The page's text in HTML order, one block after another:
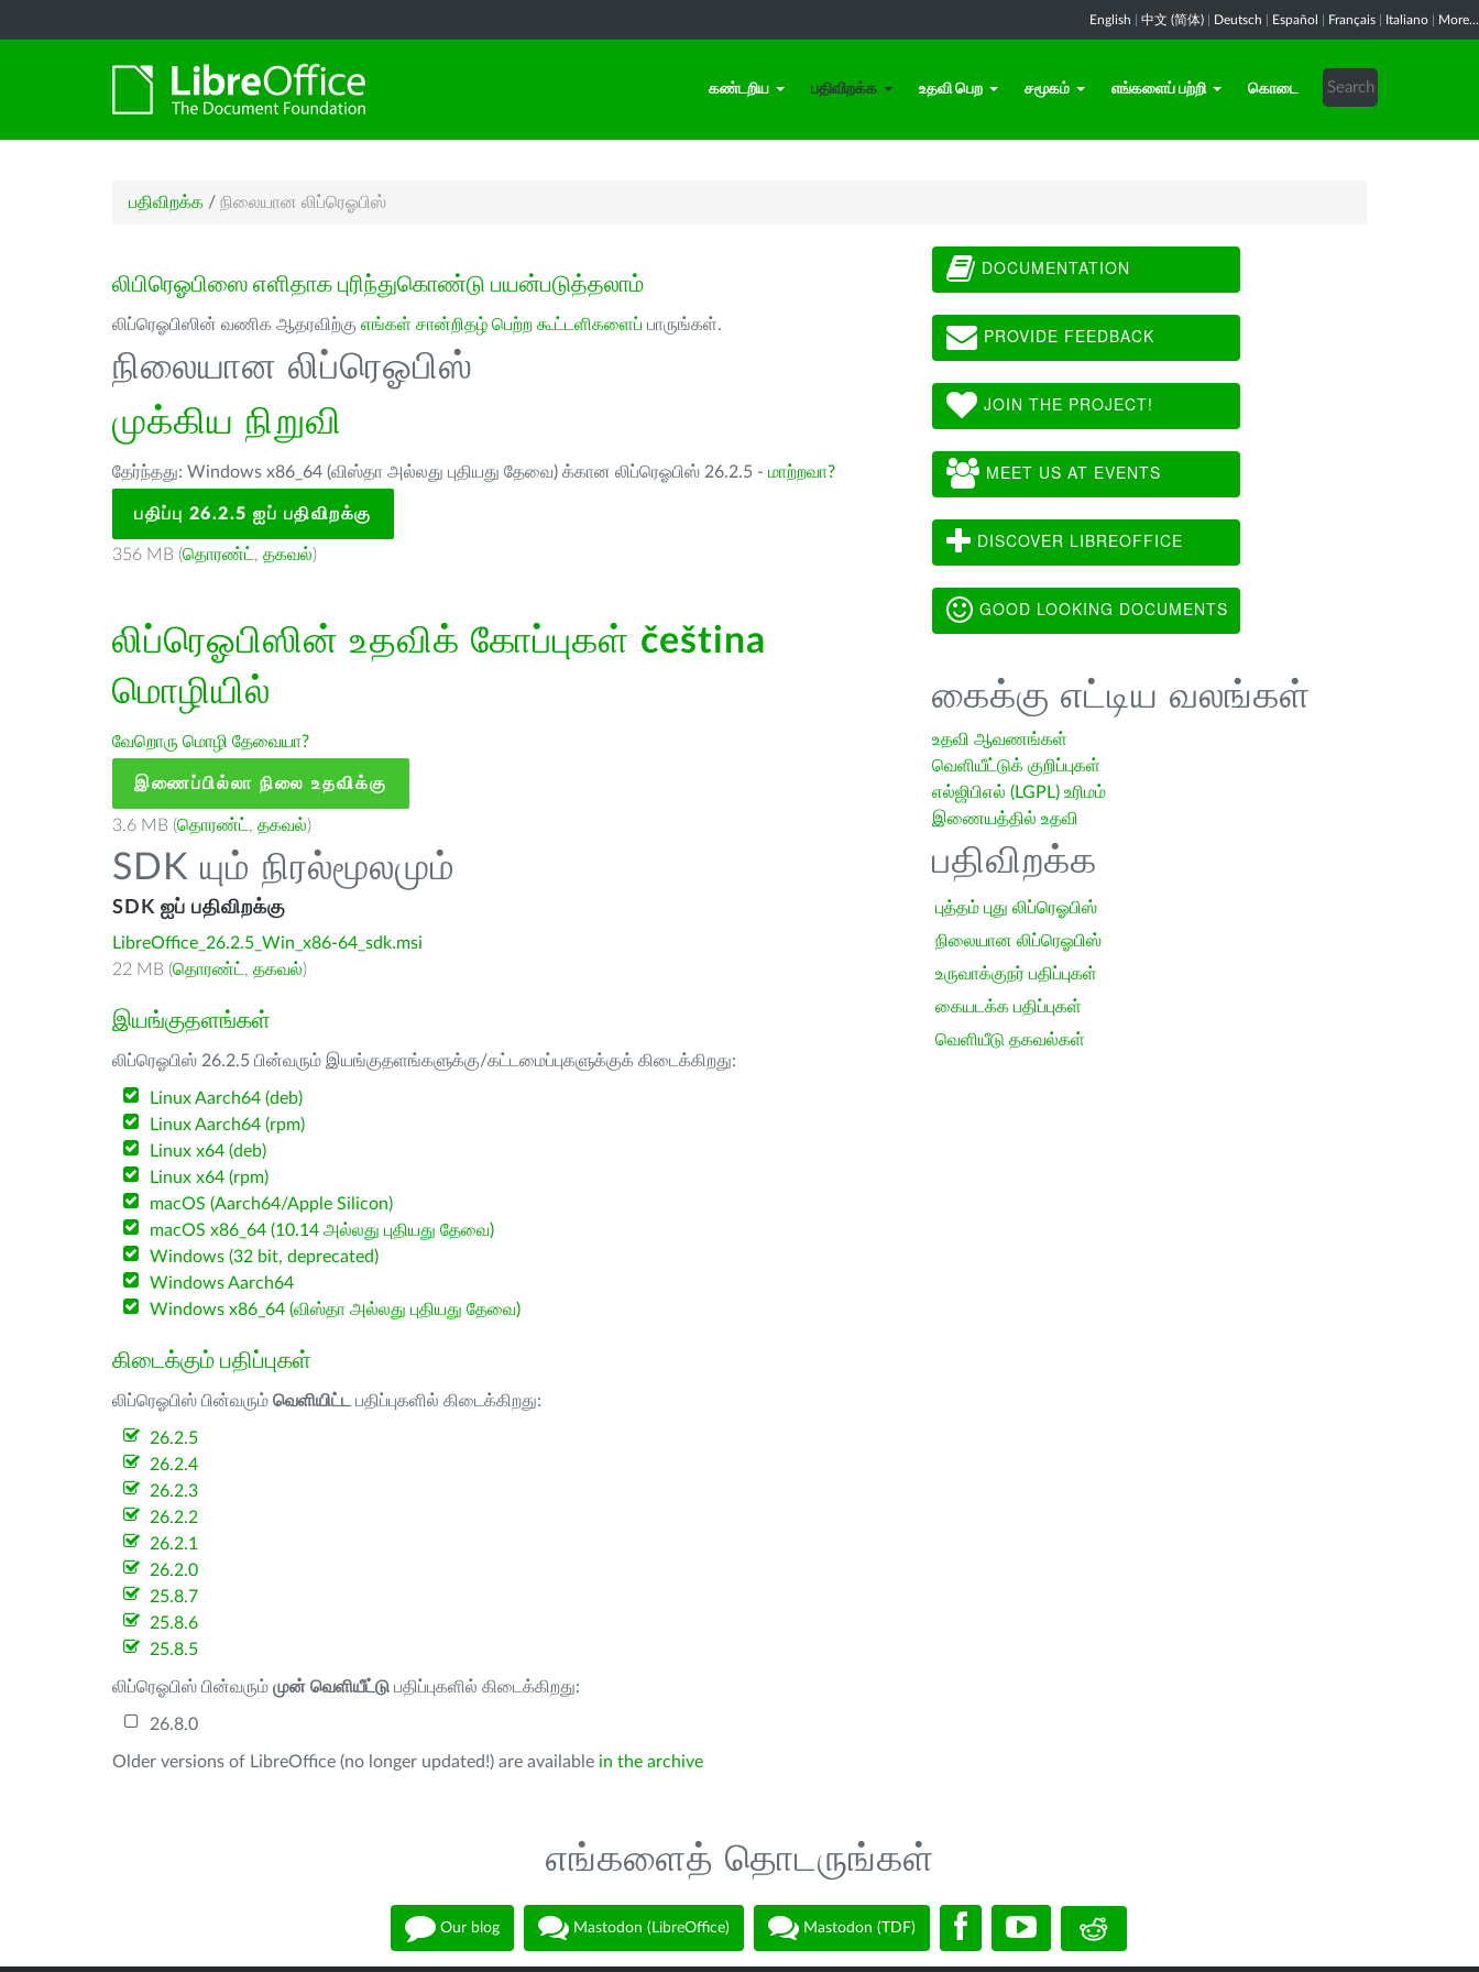
English 中文 (简体) Deutsch Español Français Italiano More...
கண்டறிய பதிவிறக்க உதவி பெற சமூகம் எங்களைப் பற்றி கொடை
பதிவிறக்க / நிலையான லிப்ரெஓபிஸ்
லிபிரெஓபிஸை எளிதாக புரிந்துகொண்டு பயன்படுத்தலாம்
லிப்ரெஓபிஸின் வணிக ஆதரவிற்கு எங்கள் சான்றிதழ் பெற்ற கூட்டளிகளைப் பாருங்கள்.
நிலையான லிப்ரெஓபிஸ்
முக்கிய நிறுவி
தேர்ந்தது: Windows x86_64 (விஸ்தா அல்லது புதியது தேவை) க்கான லிப்ரெஓபிஸ் 26.2.5 - மாற்றவா?
பதிப்பு 26.2.5 ஐப் பதிவிறக்கு
356 MB (தொரண்ட் , தகவல்)
லிப்ரெஓபிஸின் உதவிக் கோப்புகள் čeština
மொழியில்
வேறொரு மொழி தேவையா?
இணைப்பில்லா நிலை உதவிக்கு
3.6 MB (தொரண்ட் , தகவல்)
SDK யும் நிரல்மூலமும்
SDK ஐப் பதிவிறக்கு
LibreOffice_26.2.5_Win_x86-64_sdk.msi
22 MB (தொரண்ட் , தகவல்)
இயங்குதளங்கள்
லிப்ரெஓபிஸ் 26.2.5 பின்வரும் இயங்குதளங்களுக்கு/கட்டமைப்புகளுக்குக் கிடைக்கிறது:
Linux Aarch64 (deb)
Linux Aarch64 (rpm)
Linux x64 (deb)
Linux x64 (rpm)
macOS (Aarch64/Apple Silicon)
macOS x86_64 (10.14 அல்லது புதியது தேவை)
Windows (32 bit, deprecated)
Windows Aarch64
Windows x86_64 (விஸ்தா அல்லது புதியது தேவை)
கிடைக்கும் பதிப்புகள்
லிப்ரெஓபிஸ் பின்வரும் வெளியிட்ட பதிப்புகளில் கிடைக்கிறது:
26.2.5
26.2.4
26.2.3
26.2.2
26.2.1
26.2.0
25.8.7
25.8.6
25.8.5
லிப்ரெஓபிஸ் பின்வரும் முன் வெளியீட்டு பதிப்புகளில் கிடைக்கிறது:
26.8.0
Older versions of LibreOffice (no longer updated!) are available in the archive
DOCUMENTATION
PROVIDE FEEDBACK
JOIN THE PROJECT!
MEET US AT EVENTS
DISCOVER LIBREOFFICE
GOOD LOOKING DOCUMENTS
கைக்கு எட்டிய வலங்கள்
உதவி ஆவணங்கள்
வெளியீட்டுக் குறிப்புகள்
எல்ஜிபிஎல் (LGPL) உரிமம்
இணையத்தில் உதவி
பதிவிறக்க
புத்தம் புது லிப்ரெஓபிஸ்
நிலையான லிப்ரெஓபிஸ்
உருவாக்குநர் பதிப்புகள்
கையடக்க பதிப்புகள்
வெளியீடு தகவல்கள்
எங்களைத் தொடருங்கள்
Our blog Mastodon (LibreOffice) Mastodon (TDF)